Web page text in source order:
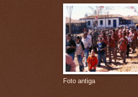
Foto antiga